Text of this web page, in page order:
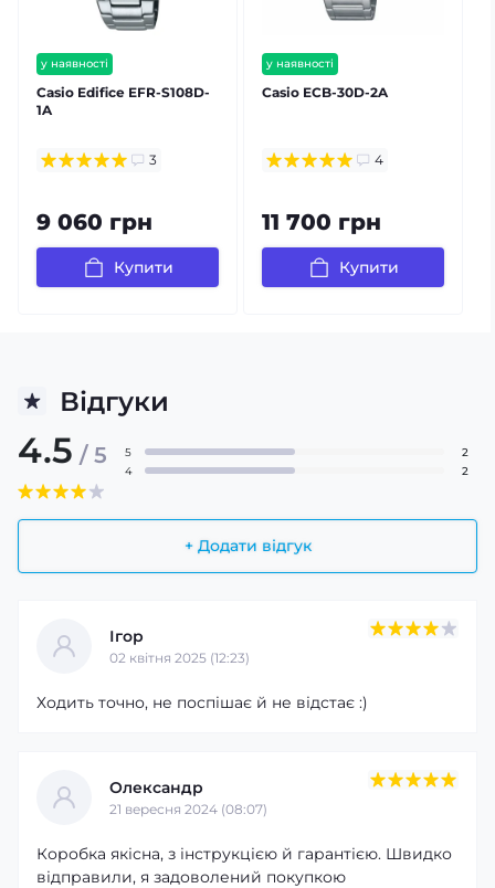
у наявності
безкоштовна доставка
гарантія 24 міс
Casio Edifice EFR-S108D-
1A
3
9 060 грн
Купити
у наявності
безкоштовна доставка
Casio ECB-30D-2A
4
11 700 грн
Купити
Відгуки
4.5 / 5
+ Додати відгук
5
2
4
2
Ігор
02 квітня 2025 (12:23)
Ходить точно, не поспішає й не відстає :)
Олександр
21 вересня 2024 (08:07)
Коробка якісна, з інструкцією й гарантією. Швидко
відправили, я задоволений покупкою